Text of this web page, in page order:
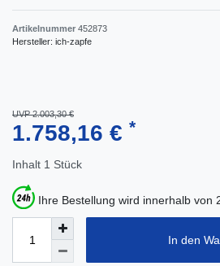
Artikelnummer 452873
Hersteller: ich-zapfe
UVP 2.003,30 €
1.758,16 € *
Inhalt 1 Stück
Ihre Bestellung wird innerhalb von
In den